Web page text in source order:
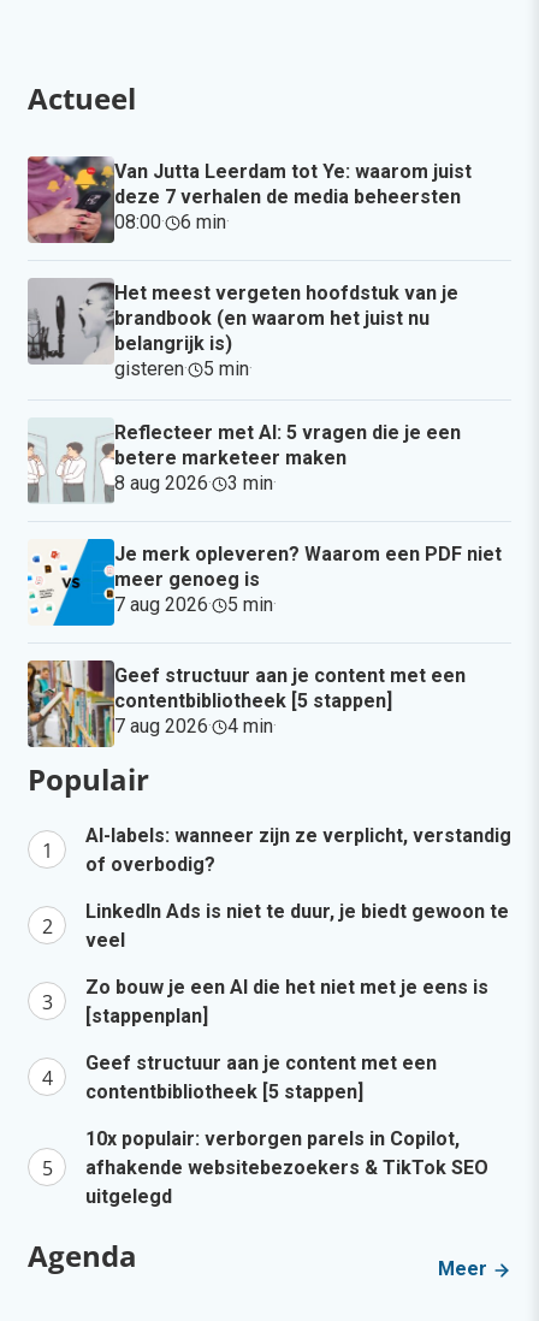
Actueel
Van Jutta Leerdam tot Ye: waarom juist
deze 7 verhalen de media beheersten
08:00· 6 min·
Het meest vergeten hoofdstuk van je
brandbook (en waarom het juist nu
belangrijk is)
gisteren· 5 min·
Reflecteer met AI: 5 vragen die je een
betere marketeer maken
8 aug 2026· 3 min·
Je merk opleveren? Waarom een PDF niet
meer genoeg is
7 aug 2026· 5 min·
Geef structuur aan je content met een
contentbibliotheek [5 stappen]
7 aug 2026· 4 min·
Populair
AI-labels: wanneer zijn ze verplicht, verstandig
of overbodig?
LinkedIn Ads is niet te duur, je biedt gewoon te
veel
Zo bouw je een AI die het niet met je eens is
[stappenplan]
Geef structuur aan je content met een
contentbibliotheek [5 stappen]
10x populair: verborgen parels in Copilot,
afhakende websitebezoekers & TikTok SEO
uitgelegd
Agenda Meer